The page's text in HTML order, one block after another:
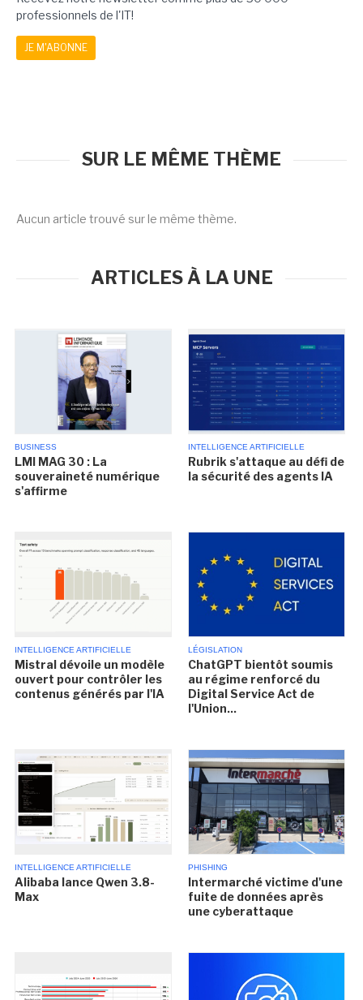
professionnels de l'IT!
JE M'ABONNE
SUR LE MÊME THÈME
Aucun article trouvé sur le même thème.
ARTICLES À LA UNE
BUSINESS
LMI MAG 30 : La
souveraineté numérique
s'affirme
INTELLIGENCE ARTIFICIELLE
Rubrik s'attaque au défi de
la sécurité des agents IA
INTELLIGENCE ARTIFICIELLE
Mistral dévoile un modèle
ouvert pour contrôler les
contenus générés par l'IA
LÉGISLATION
ChatGPT bientôt soumis
au régime renforcé du
Digital Service Act de
l'Union...
INTELLIGENCE ARTIFICIELLE
Alibaba lance Qwen 3.8-
Max
PHISHING
Intermarché victime d'une
fuite de données après
une cyberattaque